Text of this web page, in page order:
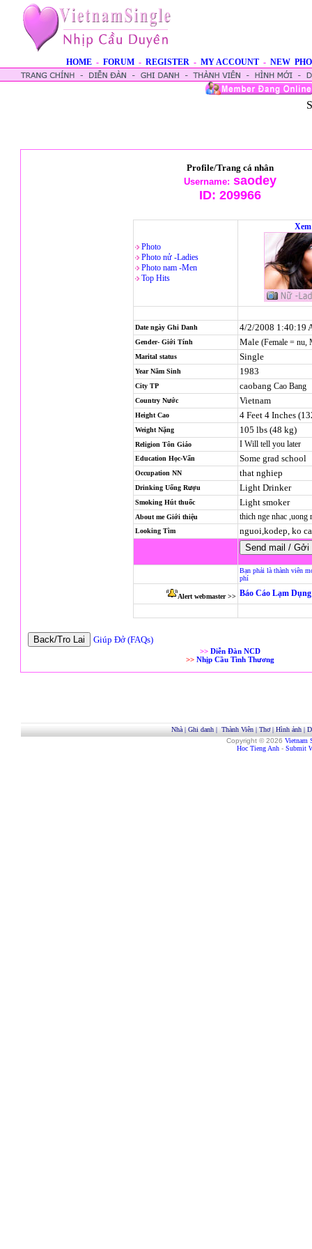
HOME - FORUM - REGISTER - MY ACCOUNT - NEW
Profile/Trang cá nhân
Username: saodey
ID: 209966
Photo
Photo nử -Ladies
Photo nam -Men
Top Hits
Date ngày Ghi Danh 4/2/2008 1:40:19
Gender- Giới Tính Male (Female = nu,
Marital status Single
Year Năm Sinh 1983
City TP caobang Cao Bang
Country Nước Vietnam
Height Cao 4 Feet 4 Inches
Weight Nặng 105 lbs (48 kg)
Religion Tôn Giáo I Will tell you later
Education Học-Vấn Some grad school
Occupation NN that nghiep
Drinking Uống Rượu Light Drinker
Smoking Hút thuốc Light smoker
About me Giới thiệu thich nge nhac ,uong
Looking Tìm nguoi,kodep, ko
Bạn phải là thành viên
phí
Alert webmaster >> Báo Cáo Lạm
Giúp Đở (FAQs)
>> Diễn Đàn NCD
>> Nhịp Cầu Tình Thương
Nhà| Ghi danh| Thành Viên| Thơ| Hình ảnh|
Copyright © 2026 Vietnam
Hoc Tieng Anh - Submit